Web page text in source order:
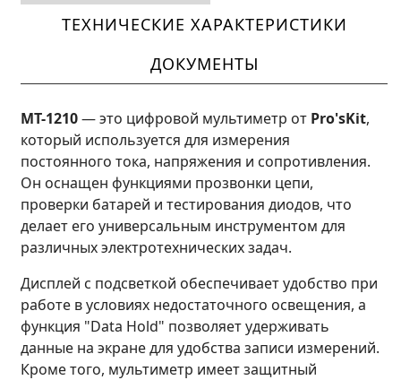
ТЕХНИЧЕСКИЕ ХАРАКТЕРИСТИКИ
ДОКУМЕНТЫ
MT-1210— это цифровой мультиметр от Pro'sKit,
который используется для измерения
постоянного тока, напряжения и сопротивления.
Он оснащен функциями прозвонки цепи,
проверки батарей и тестирования диодов, что
делает его универсальным инструментом для
различных электротехнических задач.
Дисплей с подсветкой обеспечивает удобство при
работе в условиях недостаточного освещения, а
функция "Data Hold" позволяет удерживать
данные на экране для удобства записи измерений.
Кроме того, мультиметр имеет защитный